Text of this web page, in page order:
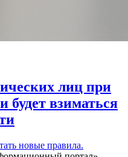
лиц при
будет взиматься
новые правила.